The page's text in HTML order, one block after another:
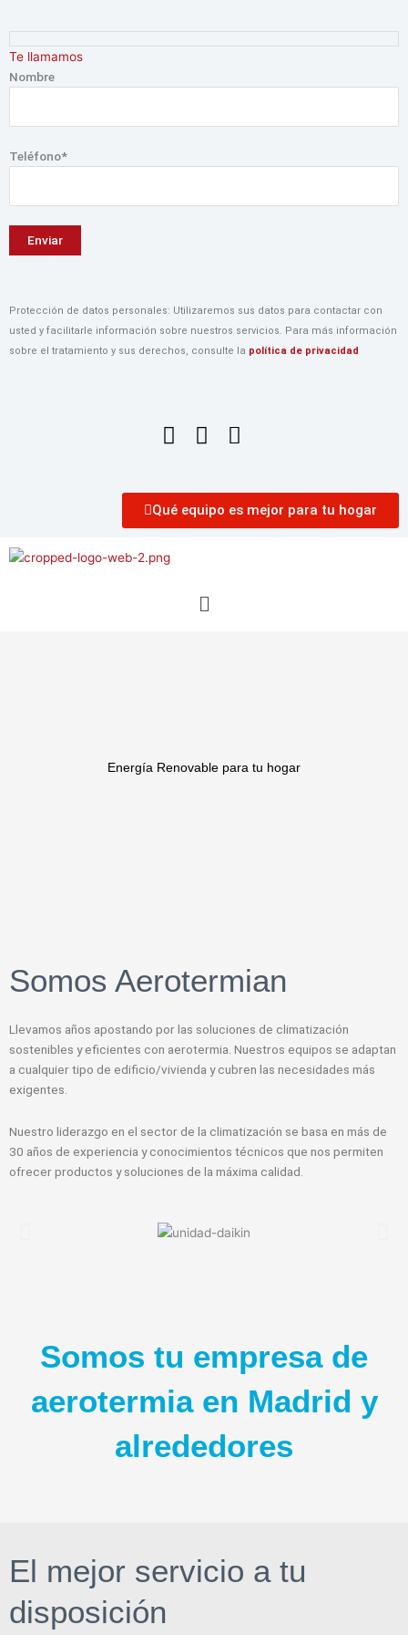
contenido
Te llamamos
Nombre
Teléfono*
Protección de datos personales: Utilizaremos sus datos para contactar con
usted y facilitarle información sobre nuestros servicios. Para más información
sobre el tratamiento y sus derechos, consulte la política de privacidad
Qué equipo es mejor para tu hogar
Menú
Energía Renovable para tu hogar
Somos Aerotermian
Llevamos años apostando por las soluciones de climatización
sostenibles y eficientes con aerotermia. Nuestros equipos se adaptan
a cualquier tipo de edificio/vivienda y cubren las necesidades más
exigentes.
Nuestro liderazgo en el sector de la climatización se basa en más de
30 años de experiencia y conocimientos técnicos que nos permiten
ofrecer productos y soluciones de la máxima calidad.
Somos tu empresa de
aerotermia en Madrid y
alrededores
El mejor servicio a tu
disposición